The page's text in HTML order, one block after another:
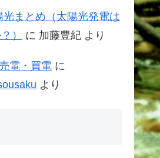
光まとめ（太陽光発電は
）
に 加藤豊紀 より
電・買電 に
より